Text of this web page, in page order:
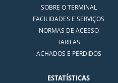
SOBRE O TERMINAL
FACILIDADES E SERVIÇOS
NORMAS DE ACESSO
TARIFAS
ACHADOS E PERDIDOS
ESTATÍSTICAS